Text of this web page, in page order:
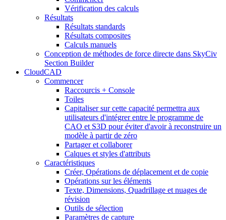
Vérification des calculs
Résultats
Résultats standards
Résultats composites
Calculs manuels
Conception de méthodes de force directe dans SkyCiv
Section Builder
CloudCAD
Commencer
Raccourcis + Console
Toiles
Capitaliser sur cette capacité permettra aux
utilisateurs d'intégrer entre le programme de
CAO et S3D pour éviter d'avoir à reconstruire un
modèle à partir de zéro
Partager et collaborer
Calques et styles d'attributs
Caractéristiques
Créer, Opérations de déplacement et de copie
Opérations sur les éléments
Texte, Dimensions, Quadrillage et nuages ​​de
révision
Outils de sélection
Paramètres de capture